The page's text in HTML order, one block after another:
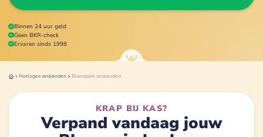
Binnen 24 uur geld
Geen BKR-check
Ervaren sinds 1998
Horloges verpanden Blancpainverpanden
KRAP BIJ KAS?
Verpand vandaag jouw